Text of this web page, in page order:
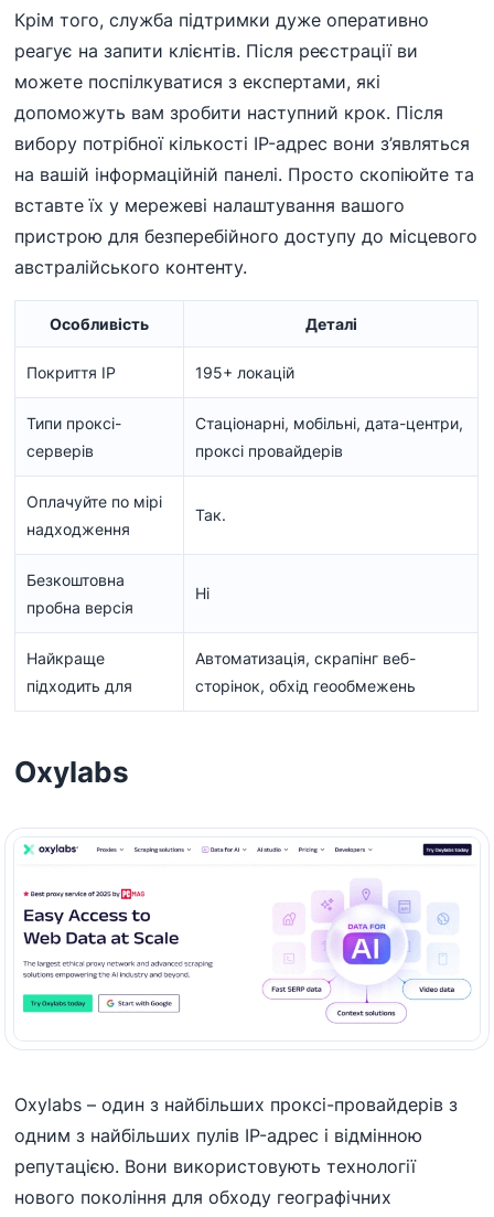
Крім того, служба підтримки дуже оперативно
реагує на запити клієнтів. Після реєстрації ви
можете поспілкуватися з експертами, які
допоможуть вам зробити наступний крок. Після
вибору потрібної кількості IP-адрес вони з’являться
на вашій інформаційній панелі. Просто скопіюйте та
вставте їх у мережеві налаштування вашого
пристрою для безперебійного доступу до місцевого
австралійського контенту.
Особливість Деталі
Покриття IP 195+ локацій
Типи проксі-
серверів
Стаціонарні, мобільні, дата-центри,
проксі провайдерів
Оплачуйте по мірі
надходження
Так.
Безкоштовна
пробна версія
Ні
Найкраще
підходить для
Автоматизація, скрапінг веб-
сторінок, обхід геообмежень
Oxylabs
Oxylabs – один з найбільших проксі-провайдерів з
одним з найбільших пулів IP-адрес і відмінною
репутацією. Вони використовують технології
нового покоління для обходу географічних